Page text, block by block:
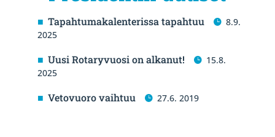
Tapahtumakalenterissa tapahtuu
8.9.
2025
Uusi Rotaryvuosi on alkanut!
15.8.
2025
Vetovuoro vaihtuu 27.6. 2019